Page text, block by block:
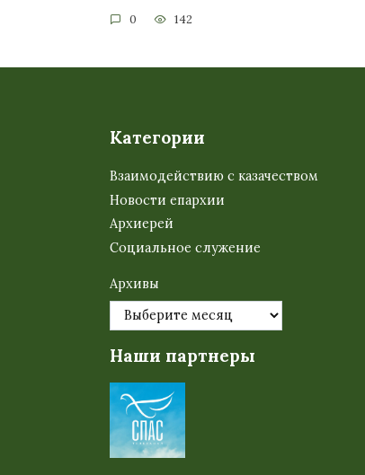
0 142
Категории
Взаимодействию с казачеством
Новости епархии
Архиерей
Социальное служение
Архивы
Наши партнеры